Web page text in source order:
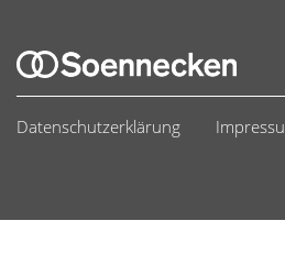
Datenschutzerklärung